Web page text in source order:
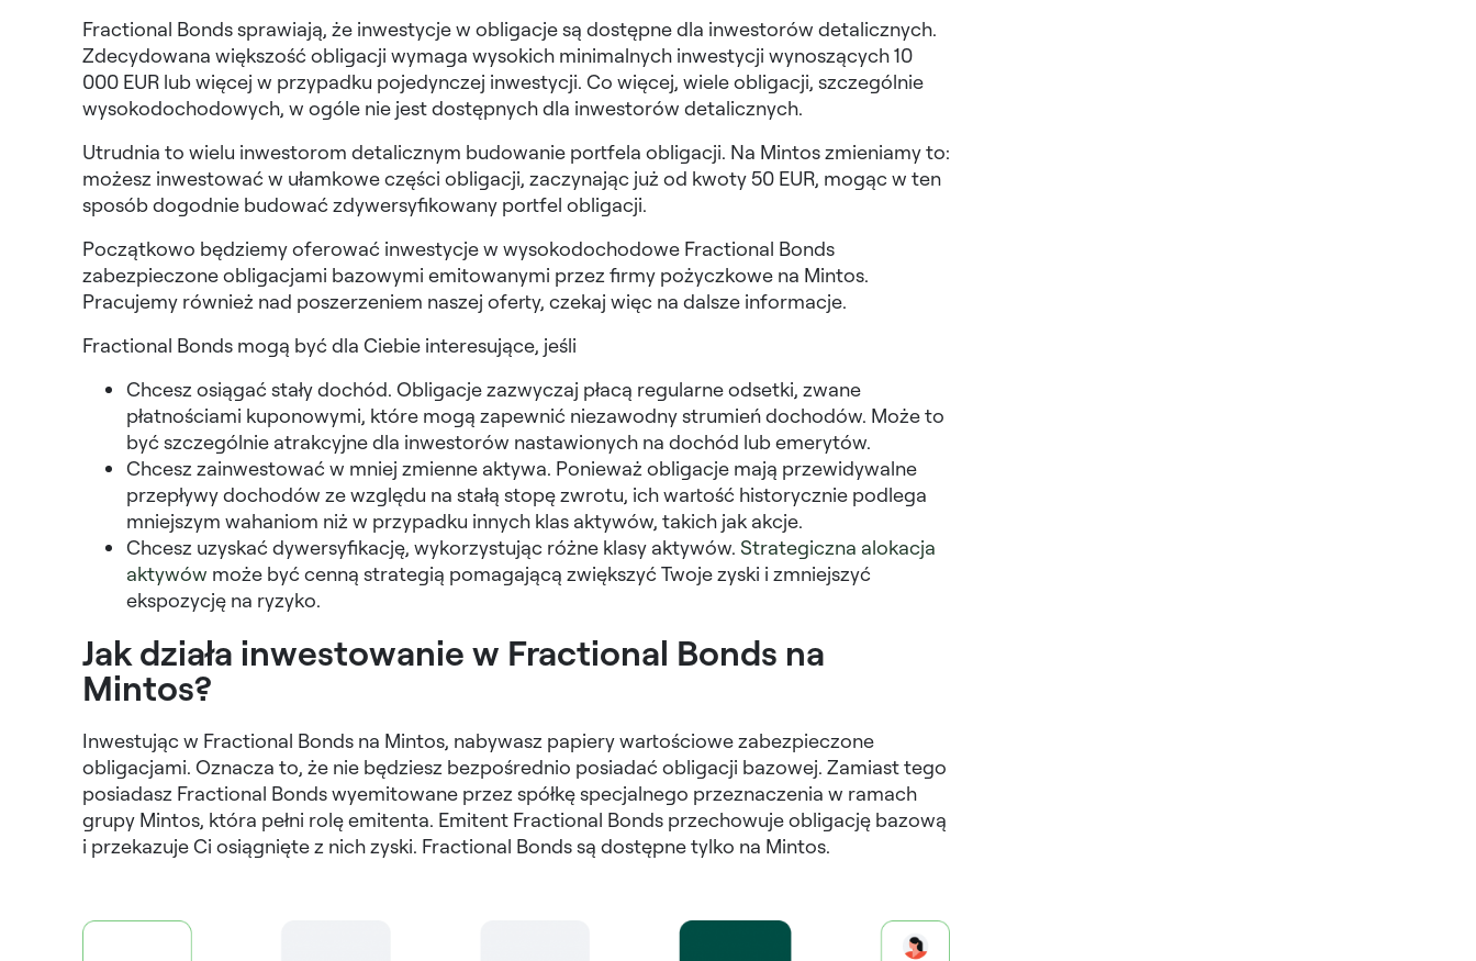
Fractional Bonds sprawiają, że inwestycje w obligacje są dostępne dla inwestorów detalicznych.
Zdecydowana większość obligacji wymaga wysokich minimalnych inwestycji wynoszących 10
000 EUR lub więcej w przypadku pojedynczej inwestycji. Co więcej, wiele obligacji, szczególnie
wysokodochodowych, w ogóle nie jest dostępnych dla inwestorów detalicznych.
Utrudnia to wielu inwestorom detalicznym budowanie portfela obligacji. Na Mintos zmieniamy to:
możesz inwestować w ułamkowe części obligacji, zaczynając już od kwoty 50 EUR, mogąc w ten
sposób dogodnie budować zdywersyfikowany portfel obligacji.
Początkowo będziemy oferować inwestycje w wysokodochodowe Fractional Bonds
zabezpieczone obligacjami bazowymi emitowanymi przez firmy pożyczkowe na Mintos.
Pracujemy również nad poszerzeniem naszej oferty, czekaj więc na dalsze informacje.
Fractional Bonds mogą być dla Ciebie interesujące, jeśli
Chcesz osiągać stały dochód. Obligacje zazwyczaj płacą regularne odsetki, zwane
płatnościami kuponowymi, które mogą zapewnić niezawodny strumień dochodów. Może to
być szczególnie atrakcyjne dla inwestorów nastawionych na dochód lub emerytów.
Chcesz zainwestować w mniej zmienne aktywa. Ponieważ obligacje mają przewidywalne
przepływy dochodów ze względu na stałą stopę zwrotu, ich wartość historycznie podlega
mniejszym wahaniom niż w przypadku innych klas aktywów, takich jak akcje.
Chcesz uzyskać dywersyfikację, wykorzystując różne klasy aktywów. Strategiczna alokacja
aktywów może być cenną strategią pomagającą zwiększyć Twoje zyski i zmniejszyć
ekspozycję na ryzyko.
Jak działa inwestowanie w Fractional Bonds na
Mintos?
Inwestując w Fractional Bonds na Mintos, nabywasz papiery wartościowe zabezpieczone
obligacjami. Oznacza to, że nie będziesz bezpośrednio posiadać obligacji bazowej. Zamiast tego
posiadasz Fractional Bonds wyemitowane przez spółkę specjalnego przeznaczenia w ramach
grupy Mintos, która pełni rolę emitenta. Emitent Fractional Bonds przechowuje obligację bazową
i przekazuje Ci osiągnięte z nich zyski. Fractional Bonds są dostępne tylko na Mintos.